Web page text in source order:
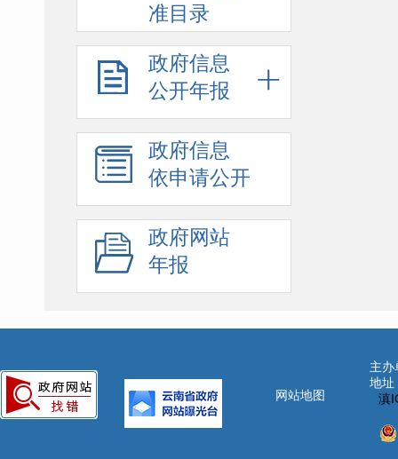
准目录
政府信息
公开年报
政府信息
依申请公开
政府网站
年报
网站地图
主
地
滇